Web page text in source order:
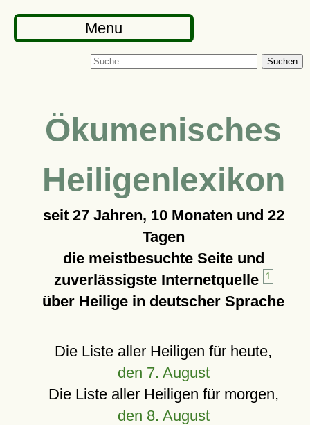
Menu
Suchen
Ökumenisches
Heiligenlexikon
seit 27 Jahren, 10 Monaten und 22
Tagen
die meistbesuchte Seite und
zuverlässigste Internetquelle
1
über Heilige in deutscher Sprache
Die Liste aller Heiligen für heute,
den 7. August
Die Liste aller Heiligen für morgen,
den 8. August